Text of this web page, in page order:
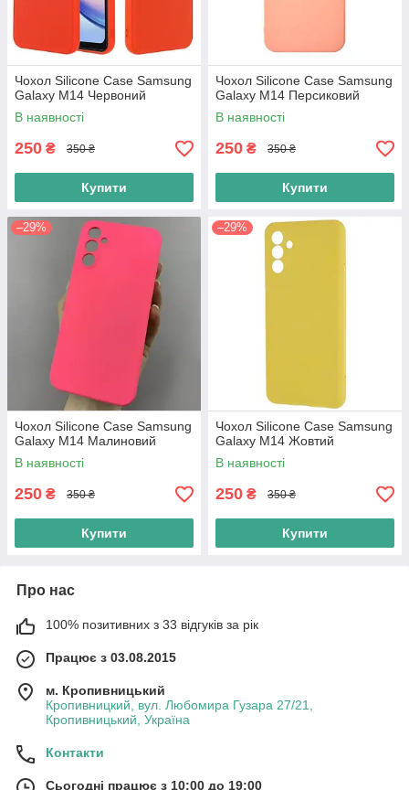
Чохол Silicone Case Samsung
Galaxy M14 Червоний
В наявності
250 ₴ 350 ₴
Купити
Чохол Silicone Case Samsung
Galaxy M14 Персиковий
В наявності
250 ₴ 350 ₴
Купити
–29%
Чохол Silicone Case Samsung
Galaxy M14 Малиновий
В наявності
250 ₴ 350 ₴
Купити
–29%
Чохол Silicone Case Samsung
Galaxy M14 Жовтий
В наявності
250 ₴ 350 ₴
Купити
Про нас
100% позитивних з 33 відгуків за рік
Працює з 03.08.2015
м. Кропивницький
Кропивницкий, вул. Любомира Гузара 27/21,
Кропивницький, Україна
Контакти
Сьогодні працює з 10:00 до 19:00